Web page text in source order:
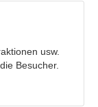
usw.
Besucher.